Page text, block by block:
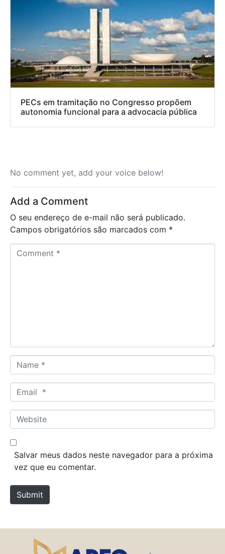
PECs em tramitação no Congresso propõem
autonomia funcional para a advocacia pública
No comment yet, add your voice below!
Add a Comment
O seu endereço de e-mail não será publicado.
Campos obrigatórios são marcados com *
a
m
*
m
a
*
W
e
b
e
Salvar meus dados neste navegador para a próxima
vez que eu comentar.
Submit